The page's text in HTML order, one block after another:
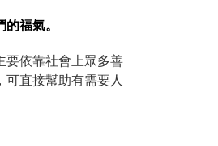
福氣。
要依靠社會上眾多善
可直接幫助有需要人